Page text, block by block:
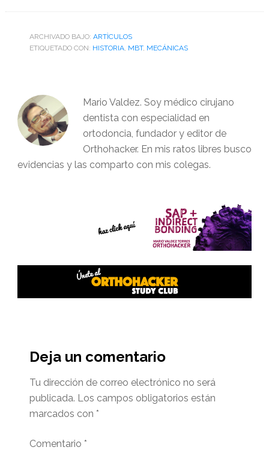
ARCHIVADO BAJO: ARTÌCULOS
ETIQUETADO CON: HISTORIA, MBT, MECÁNICAS
Mario Valdez. Soy médico cirujano
dentista con especialidad en
ortodoncia, fundador y editor de
Orthohacker. En mis ratos libres busco
evidencias y las comparto con mis colegas.
del
lector
Deja un comentario
Tu dirección de correo electrónico no será
publicada. Los campos obligatorios están
marcados con *
Comentario *